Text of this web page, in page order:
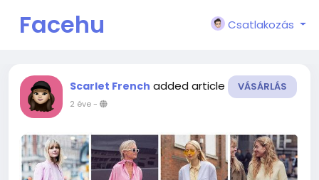
Facehu
n
Csatlakozás
Scarlet French added article VÁSÁRLÁS
2 éve-